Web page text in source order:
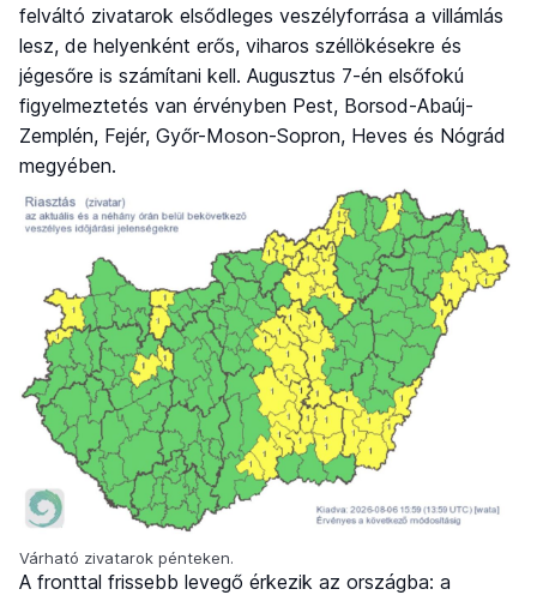
felváltó zivatarok elsődleges veszélyforrása a villámlás
lesz, de helyenként erős, viharos széllökésekre és
jégesőre is számítani kell. Augusztus 7-én elsőfokú
figyelmeztetés van érvényben Pest, Borsod-Abaúj-
Zemplén, Fejér, Győr-Moson-Sopron, Heves és Nógrád
megyében.
Várható zivatarok pénteken.
A fronttal frissebb levegő érkezik az országba: a